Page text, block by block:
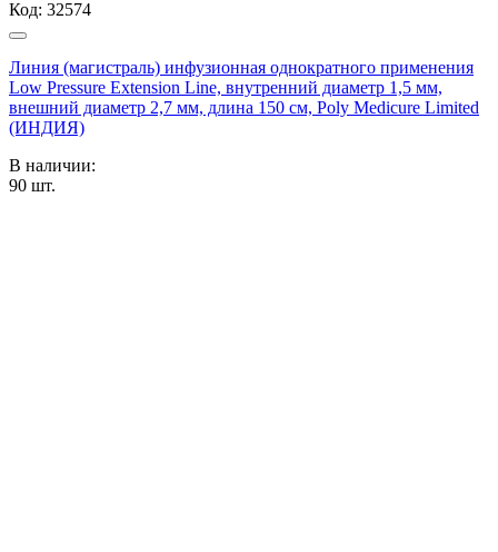
Код: 32574
Линия (магистраль) инфузионная однократного применения
Low Pressure Extension Line, внутренний диаметр 1,5 мм,
внешний диаметр 2,7 мм, длина 150 см, Poly Medicure Limited
(ИНДИЯ)
В наличии:
90 шт.